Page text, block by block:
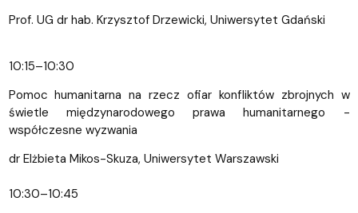
Prof. UG dr hab. Krzysztof Drzewicki, Uniwersytet Gdański
10:15–10:30
Pomoc humanitarna na rzecz ofiar konfliktów zbrojnych w
świetle międzynarodowego prawa humanitarnego -
współczesne wyzwania
dr Elżbieta Mikos-Skuza, Uniwersytet Warszawski
10:30–10:45